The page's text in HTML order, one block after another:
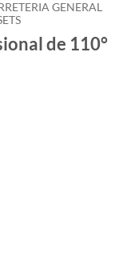
GENERAL
de 110°